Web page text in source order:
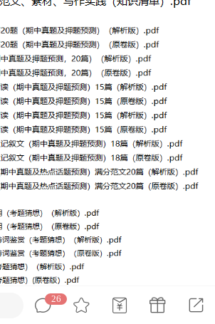
转发了
烟舞 0
上海高考
60篇外刊阅读搞定上海高
考必备核心词（附解析）
26